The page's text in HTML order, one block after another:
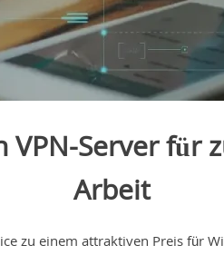
Server
Arbeit
zu einem attraktiven Preis für